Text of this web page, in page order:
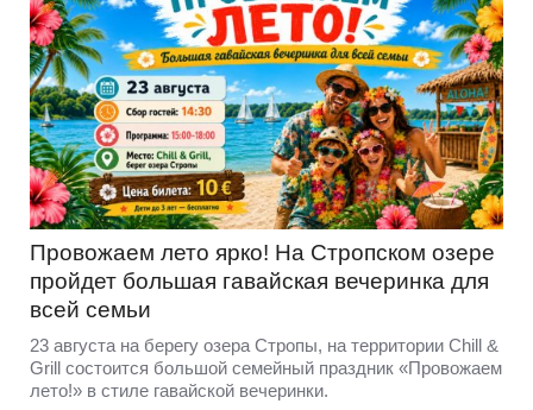
Провожаем лето ярко! На Стропском озере
пройдет большая гавайская вечеринка для
всей семьи
23 августа на берегу озера Стропы, на территории Chill &
Grill состоится большой семейный праздник «Провожаем
лето!» в стиле гавайской вечеринки.